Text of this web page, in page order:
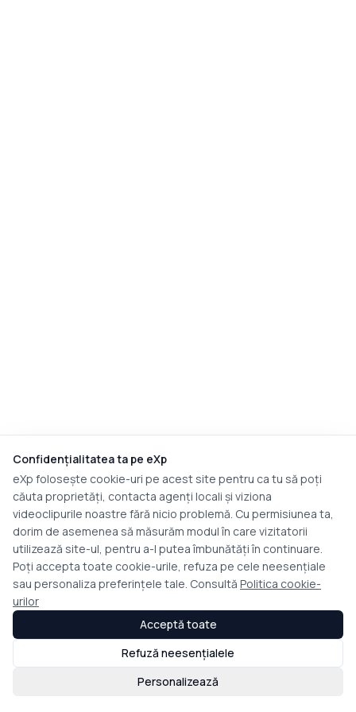
Confidențialitatea ta pe eXp
eXp folosește cookie-uri pe acest site pentru ca tu să poți
căuta proprietăți, contacta agenți locali și viziona
videoclipurile noastre fără nicio problemă. Cu permisiunea ta,
dorim de asemenea să măsurăm modul în care vizitatorii
utilizează site-ul, pentru a-l putea îmbunătăți în continuare.
Poți accepta toate cookie-urile, refuza pe cele neesențiale
sau personaliza preferințele tale. Consultă Politica cookie-
urilor
Personalizează
Refuză neesențialele
Acceptă toate